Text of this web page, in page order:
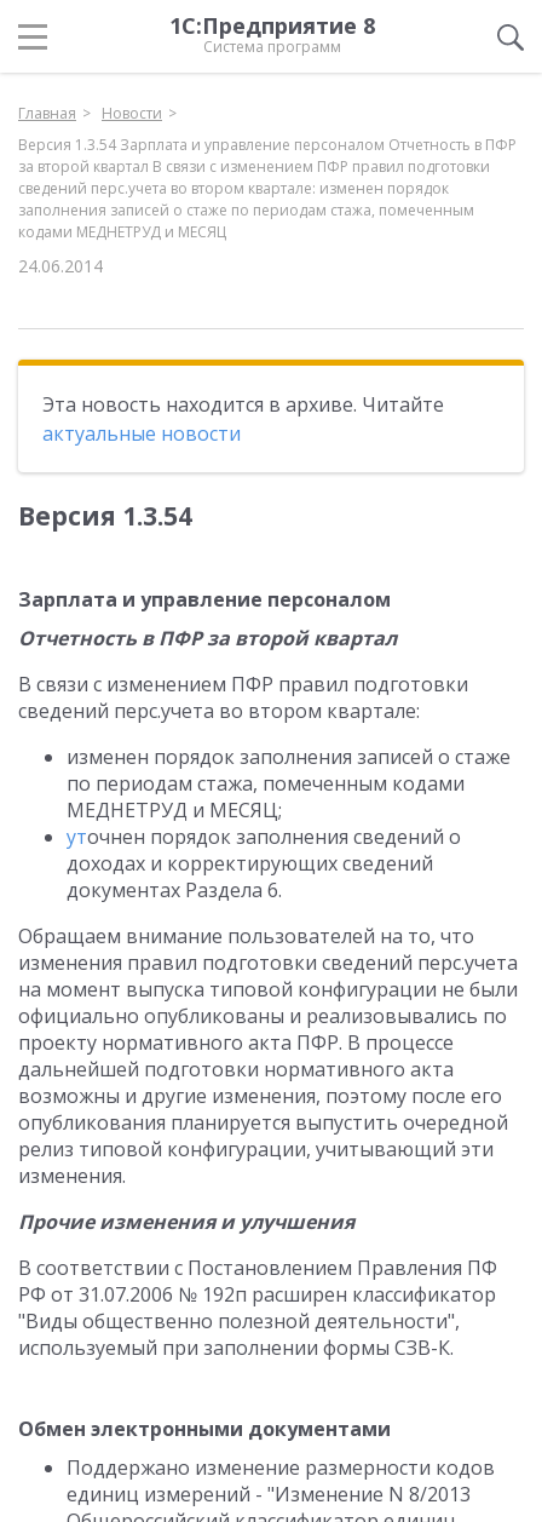
1С:Предприятие 8
Система программ
Главная
Новости
Версия 1.3.54 Зарплата и управление персоналом Отчетность в ПФР
за второй квартал В связи с изменением ПФР правил подготовки
сведений перс.учета во втором квартале: изменен порядок
заполнения записей о стаже по периодам стажа, помеченным
кодами МЕДНЕТРУД и МЕСЯЦ
24.06.2014
Эта новость находится в архиве. Читайте
актуальные новости
Версия 1.3.54
Зарплата и управление персоналом
Отчетность в ПФР за второй квартал
В связи с изменением ПФР правил подготовки
сведений перс.учета во втором квартале:
изменен порядок заполнения записей о стаже
по периодам стажа, помеченным кодами
МЕДНЕТРУД и МЕСЯЦ;
уточнен порядок заполнения сведений о
доходах и корректирующих сведений
документах Раздела 6.
Обращаем внимание пользователей на то, что
изменения правил подготовки сведений перс.учета
на момент выпуска типовой конфигурации не были
официально опубликованы и реализовывались по
проекту нормативного акта ПФР. В процессе
дальнейшей подготовки нормативного акта
возможны и другие изменения, поэтому после его
опубликования планируется выпустить очередной
релиз типовой конфигурации, учитывающий эти
изменения.
Прочие изменения и улучшения
В соответствии с Постановлением Правления ПФ
РФ от 31.07.2006 № 192п расширен классификатор
"Виды общественно полезной деятельности",
используемый при заполнении формы СЗВ-К.
Обмен электронными документами
Поддержано изменение размерности кодов
единиц измерений - "Изменение N 8/2013